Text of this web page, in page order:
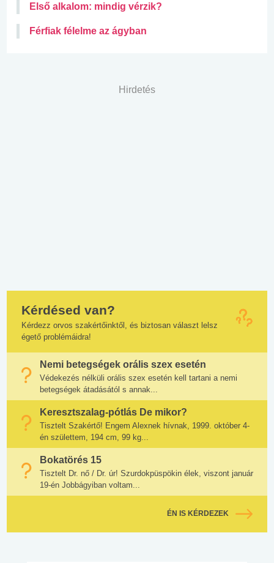
Első alkalom: mindig vérzik?
Férfiak félelme az ágyban
Hirdetés
Kérdésed van?
Kérdezz orvos szakértőinktől, és biztosan választ lelsz
égető problémáidra!
Nemi betegségek orális szex esetén
Védekezés nélküli orális szex esetén kell tartani a nemi
betegségek átadásától s annak...
Keresztszalag-pótlás De mikor?
Tisztelt Szakértő! Engem Alexnek hívnak, 1999. október 4-
én születtem, 194 cm, 99 kg...
Bokatörés 15
Tisztelt Dr. nő / Dr. úr! Szurdokpüspökin élek, viszont január
19-én Jobbágyiban voltam...
ÉN IS KÉRDEZEK